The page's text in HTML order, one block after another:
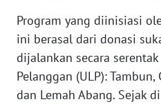
Program yang diinisiasi
ini berasal dari donasi
dijalankan secara
Pelanggan (ULP):
dan Lemah Abang. Sejak
WN
SUMBAR
WN
SUMSEL